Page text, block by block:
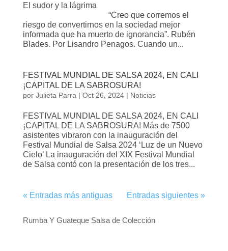
El sudor y la lágrima
“Creo que corremos el
riesgo de convertirnos en la sociedad mejor
informada que ha muerto de ignorancia”. Rubén
Blades. Por Lisandro Penagos. Cuando un...
FESTIVAL MUNDIAL DE SALSA 2024, EN CALI
¡CAPITAL DE LA SABROSURA!
por Julieta Parra | Oct 26, 2024| Noticias
FESTIVAL MUNDIAL DE SALSA 2024, EN CALI
¡CAPITAL DE LA SABROSURA! Más de 7500
asistentes vibraron con la inauguración del
Festival Mundial de Salsa 2024 ‘Luz de un Nuevo
Cielo’ La inauguración del XIX Festival Mundial
de Salsa contó con la presentación de los tres...
« Entradas más antiguas Entradas siguientes »
Rumba Y Guateque Salsa de Colección